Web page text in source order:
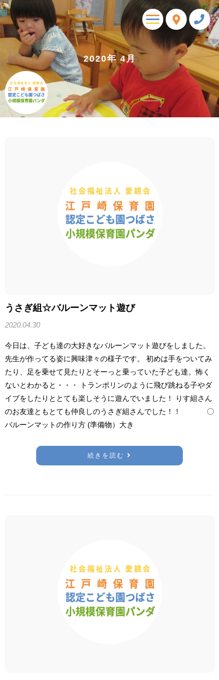
toggle
navigation
2020年 4月
うさぎ組☆バルーンマット遊び
2020.04.30
今日は、子ども達の大好きなバルーンマット遊びをしました。
先生が作ってる姿に興味津々の様子です。 初めは手をついてみ
たり、足を乗せて見たりとそーっと乗っていた子ども達。怖く
ないとわかると・・・ トランポリンのように飛び跳ねる子やダ
イブをしたりととても楽しそうに遊んでいました！ りす組さん
のお友達ともとても仲良しのうさぎ組さんでした！！ 〇
バルーンマットの作り方 (準備物）大き
続きを読む